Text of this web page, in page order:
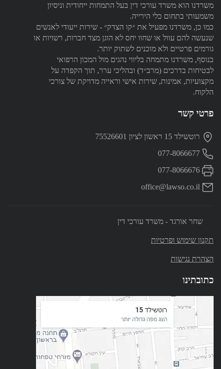
משרדנו הוא משרד עורכי דין בעל התמחות ייחודית וניסיון
משמעותי בתחום כלי הירייה.
כמו כן, משרדנו מפעיל את ״קו הצדק״ - שירות ייעודי לאנשים
שנעשה להם עוול או שחוו יחס לא הוגן מצד חברות, רשויות או
גורמים פרטיים ולא מוכנים לשתוק יותר.
בנוסף, משרדנו מתמחה בליווי נהגים מול המכון הרפואי
לבטיחות בדרכים (מרב״ד) ובהליכי ערר, תוך הקפדה על
מקצועיות, אמינות, שירות אישי וראייה מדויקת של צורכי
הלקוח.
פרטי קשר
רוטשילד 15 ראשון לציון 75526601
077-8066677
office@lawso.co.il
שחר אורגד - משרד עורכי דין
תקנון שימוש ופרטיות
הצהרת נגישות
כתובתינו